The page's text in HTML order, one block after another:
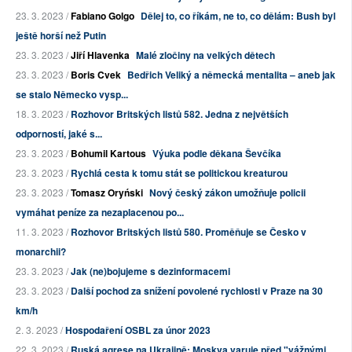
23. 3. 2023 /Fabiano Golgo Dělej to, co říkám, ne to, co dělám: Bush byl
ještě horší než Putin
23. 3. 2023 /Jiří Hlavenka Malé zločiny na velkých dětech
23. 3. 2023 /Boris Cvek Bedřich Veliký a německá mentalita – aneb jak
se stalo Německo vysp...
18. 3. 2023 /Rozhovor Britských listů 582. Jedna z největších
odporností, jaké s...
23. 3. 2023 /Bohumil Kartous Výuka podle děkana Ševčíka
23. 3. 2023 /Rychlá cesta k tomu stát se politickou kreaturou
23. 3. 2023 /Tomasz Oryński Nový český zákon umožňuje policii
vymáhat peníze za nezaplacenou po...
11. 3. 2023 /Rozhovor Britských listů 580. Proměňuje se Česko v
monarchii?
23. 3. 2023 /Jak (ne)bojujeme s dezinformacemi
23. 3. 2023 /Další pochod za snížení povolené rychlosti v Praze na 30
km/h
2. 3. 2023 /Hospodaření OSBL za únor 2023